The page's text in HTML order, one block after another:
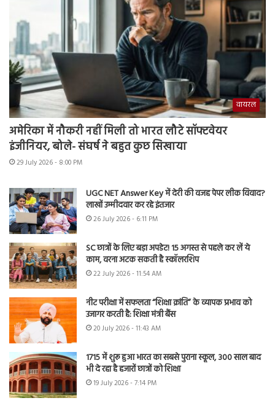
वायरल
अमेरिका में नौकरी नहीं मिली तो भारत लौटे सॉफ्टवेयर
इंजीनियर, बोले- संघर्ष ने बहुत कुछ सिखाया
29 July 2026 - 8:00 PM
UGC NET Answer Key में देरी की वजह पेपर लीक विवाद?
लाखों उम्मीदवार कर रहे इंतजार
26 July 2026 - 6:11 PM
SC छात्रों के लिए बड़ा अपडेट! 15 अगस्त से पहले कर लें ये
काम, वरना अटक सकती है स्कॉलरशिप
22 July 2026 - 11:54 AM
नीट परीक्षा में सफलता “शिक्षा क्रांति” के व्यापक प्रभाव को
उजागर करती है: शिक्षा मंत्री बैंस
20 July 2026 - 11:43 AM
1715 में शुरू हुआ भारत का सबसे पुराना स्कूल, 300 साल बाद
भी दे रहा है हजारों छात्रों को शिक्षा
19 July 2026 - 7:14 PM